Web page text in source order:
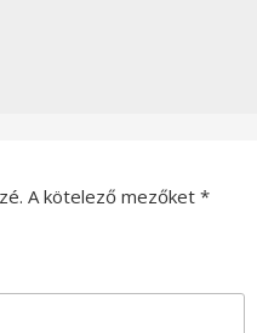
A kötelező mezőket *